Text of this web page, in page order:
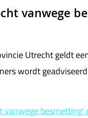
vanwege
Utrecht geldt
wordt
besmetting'